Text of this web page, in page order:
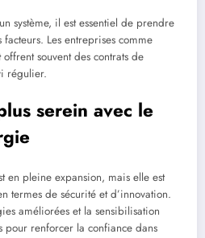
système, il est essentiel de prendre
Les entreprises comme
offrent souvent des contrats de
régulier.
serein avec le
en pleine expansion, mais elle est
termes de sécurité et d’innovation.
améliorées et la sensibilisation
pour renforcer la confiance dans